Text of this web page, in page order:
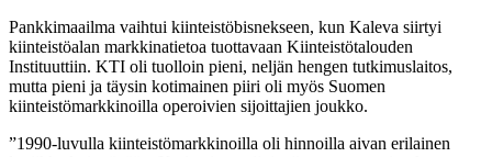
Pankkimaailma vaihtui kiinteistöbisnekseen, kun Kaleva siirtyi
kiinteistöalan markkinatietoa tuottavaan Kiinteistötalouden
Instituuttiin. KTI oli tuolloin pieni, neljän hengen tutkimuslaitos,
mutta pieni ja täysin kotimainen piiri oli myös Suomen
kiinteistömarkkinoilla operoivien sijoittajien joukko.
”1990-luvulla kiinteistömarkkinoilla oli hinnoilla aivan erilainen